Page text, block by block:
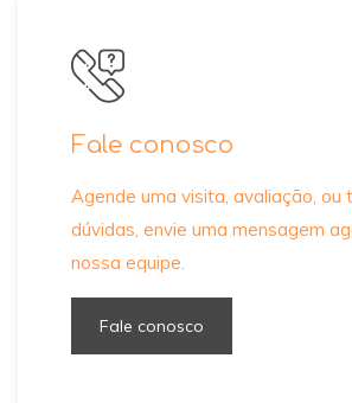
Fale conosco
Agende uma visita, avaliação, ou
dúvidas, envie uma mensagem
nossa equipe.
Fale conosco